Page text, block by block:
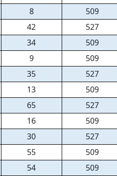
8 509
42 527
34 509
9 509
35 527
13 509
65 527
16 509
30 527
55 509
54 509